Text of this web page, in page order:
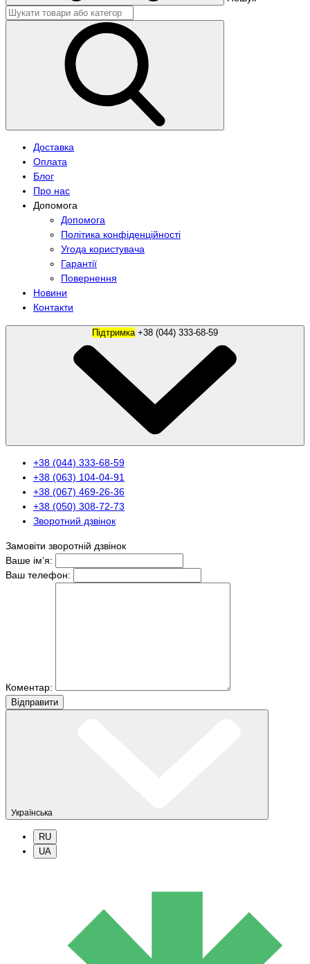
Доставка
Оплата
Блог
Про нас
Допомога
Допомога
Політика конфіденційності
Угода користувача
Гарантії
Повернення
Новини
Контакти
Підтримка
+38 (044) 333-68-59
+38 (063) 104-04-91
+38 (067) 469-26-36
+38 (050) 308-72-73
Зворотний дзвінок
Замовіти зворотній дзвінок
Ваше ім’я:
Ваш телефон:
Коментар:
Вiдправити
Українська
RU
UA